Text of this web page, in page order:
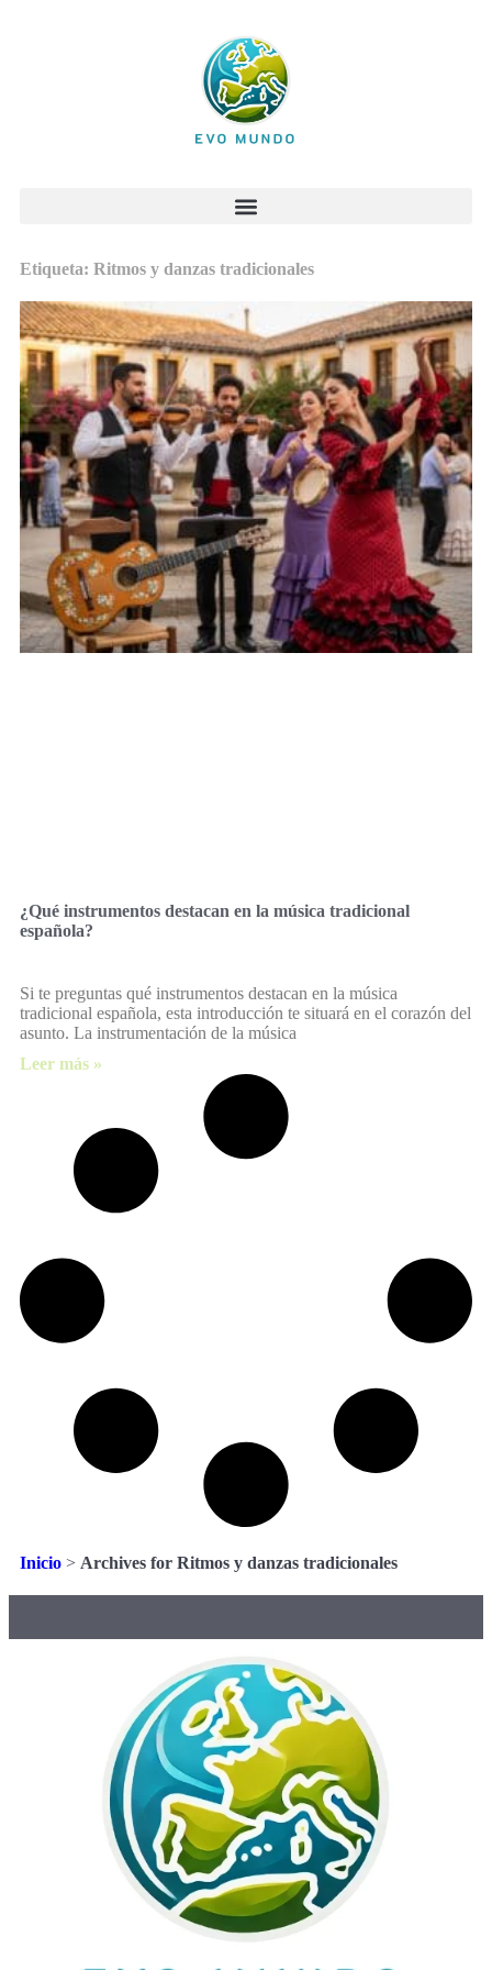
Etiqueta: Ritmos y danzas tradicionales
¿Qué instrumentos destacan en la música tradicional
española?
Si te preguntas qué instrumentos destacan en la música
tradicional española, esta introducción te situará en el corazón del
asunto. La instrumentación de la música
Leer más »
Inicio > Archives for Ritmos y danzas tradicionales